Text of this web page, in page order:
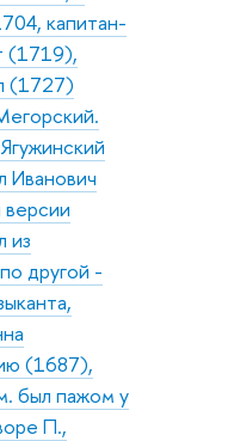
капитан-
(1719),
(1727)
Ягужинский
Иванович
из
другой -
(1687),
был пажом у
П.,